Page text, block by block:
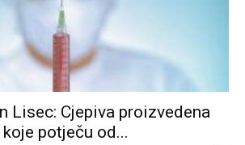
Lisec: Cjepiva proizvedena
potječu od...